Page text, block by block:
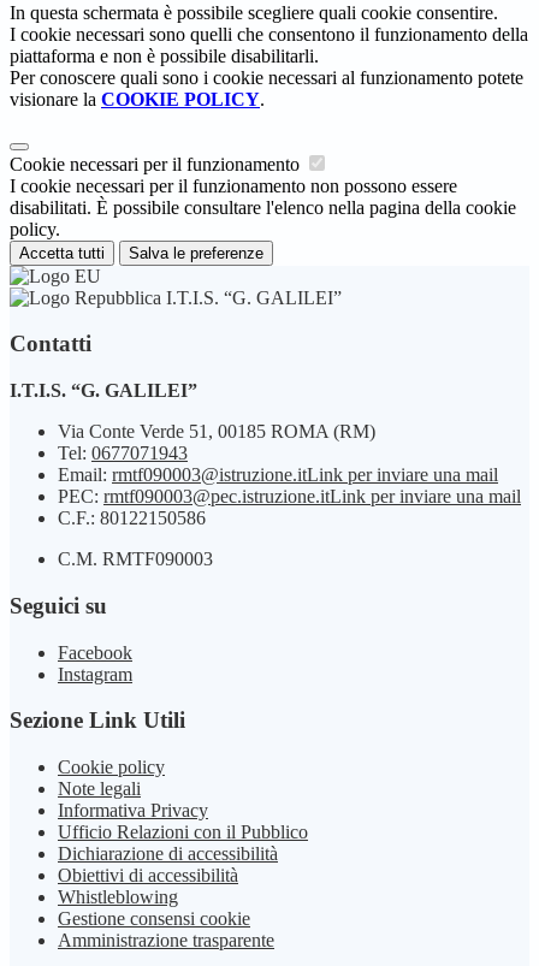
In questa schermata è possibile scegliere quali cookie consentire.
I cookie necessari sono quelli che consentono il funzionamento della
piattaforma e non è possibile disabilitarli.
Per conoscere quali sono i cookie necessari al funzionamento potete
visionare la COOKIE POLICY.
Cookie necessari per il funzionamento
I cookie necessari per il funzionamento non possono essere
disabilitati. È possibile consultare l'elenco nella pagina della cookie
policy.
Accetta tutti Salva le preferenze
I.T.I.S. “G. GALILEI”
Contatti
I.T.I.S. “G. GALILEI”
Via Conte Verde 51, 00185 ROMA (RM)
Tel: 0677071943
Email: rmtf090003@istruzione.itLink per inviare una mail
PEC: rmtf090003@pec.istruzione.itLink per inviare una mail
C.F.: 80122150586
C.M. RMTF090003
Seguici su
Facebook
Instagram
Sezione Link Utili
Cookie policy
Note legali
Informativa Privacy
Ufficio Relazioni con il Pubblico
Dichiarazione di accessibilità
Obiettivi di accessibilità
Whistleblowing
Gestione consensi cookie
Amministrazione trasparente